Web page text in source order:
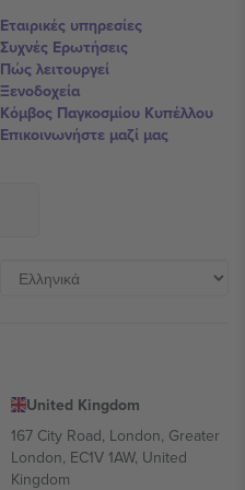
Εταιρικές υπηρεσίες
Συχνές Ερωτήσεις
Πώς λειτουργεί
Ξενοδοχεία
Κόμβος Παγκοσμίου Κυπέλλου
Επικοινωνήστε μαζί μας
United Kingdom
167 City Road, London, Greater
London, EC1V 1AW, United
Kingdom